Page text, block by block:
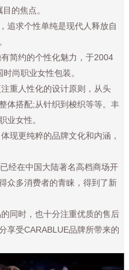
的焦点。
求个性单纯是现代人释放自
简约的个性化魅力，于2004
尚职业女性包装。
重人性化的设计原则，从头
体搭配;从针织到梭织等等。丰
业女性。
更纯粹的品牌文化和内涵，
在中国大陆著名高档商场开
众多消费者的青睐，得到了新
同时，也十分注重优质的售后
享受CARABLUE品牌所带来的